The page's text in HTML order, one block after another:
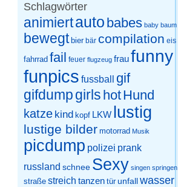
Schlagwörter
animiertauto babes baby baum
bewegt bier bär compilation eis
fahrrad fail feuer flugzeug fraufunny
funpics fussball gif
gifdump girls hotHund
katze kind kopf LKW lustig
lustige bilder motorrad Musik
picdump polizei prank
russland schnee Sexy singen springen
straße streich tanzen tür unfallwasser